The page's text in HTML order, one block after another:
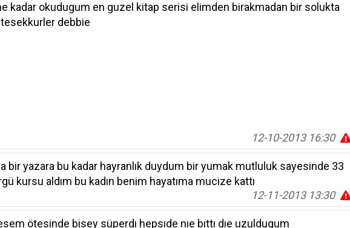
kadar okudugum en guzel kitap serisi elimden birakmadan bir solukta
debbie
12-10-2013 16:30
bir yazara bu kadar hayranlık duydum bir yumak mutluluk sayesinde 33
kursu aldım bu kadın benim hayatıma mucize kattı
12-11-2013 13:30
ötesinde bisey süperdı hepsıde nıe bıttı dıe uzuldugum